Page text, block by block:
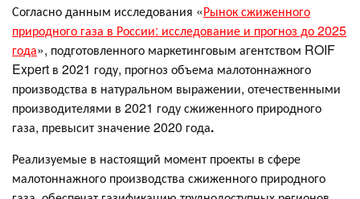
Согласно данным исследования «Рынок сжиженного
природного газа в России: исследование и прогноз до 2025
года», подготовленного маркетинговым агентством ROIF
Expert в 2021 году, прогноз объема малотоннажного
производства в натуральном выражении, отечественными
производителями в 2021 году сжиженного природного
газа, превысит значение 2020 года.
Реализуемые в настоящий момент проекты в сфере
малотоннажного производства сжиженного природного